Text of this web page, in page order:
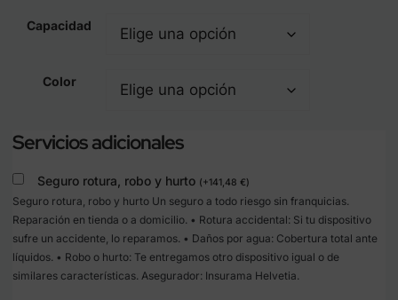
Capacidad
Color
Servicios adicionales
Seguro rotura, robo y hurto (+141,48 €)
Seguro rotura, robo y hurto Un seguro a todo riesgo sin franquicias.
Reparación en tienda o a domicilio. • Rotura accidental: Si tu dispositivo
sufre un accidente, lo reparamos. • Daños por agua: Cobertura total ante
líquidos. • Robo o hurto: Te entregamos otro dispositivo igual o de
similares características. Asegurador: Insurama Helvetia.